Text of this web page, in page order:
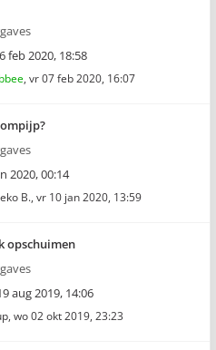
feb 2020, 18:58
, vr 07 feb 2020, 16:07
2020, 00:14
B., vr 10 jan 2020, 13:59
opschuimen
aug 2019, 14:06
, wo 02 okt 2019, 23:23